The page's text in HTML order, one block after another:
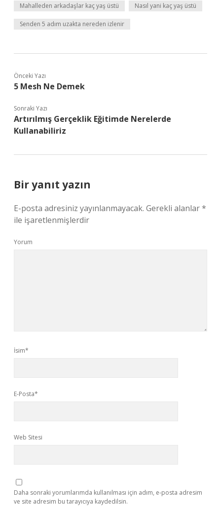
Mahalleden arkadaşlar kaç yaş üstü Nasıl yani kaç yaş üstü
Senden 5 adım uzakta nereden izlenir
Önceki Yazı
5 Mesh Ne Demek
Sonraki Yazı
Artırılmış Gerçeklik Eğitimde Nerelerde
Kullanabiliriz
Bir yanıt yazın
E-posta adresiniz yayınlanmayacak. Gerekli alanlar*
ile işaretlenmişlerdir
Yorum
İsim*
E-Posta*
Web Sitesi
Daha sonraki yorumlarımda kullanılması için adım, e-posta adresim
ve site adresim bu tarayıcıya kaydedilsin.